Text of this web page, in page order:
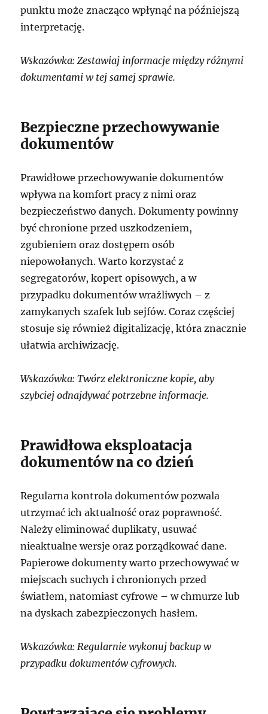
punktu może znacząco wpłynąć na późniejszą
interpretację.
Wskazówka: Zestawiaj informacje między różnymi
dokumentami w tej samej sprawie.
Bezpieczne przechowywanie
dokumentów
Prawidłowe przechowywanie dokumentów
wpływa na komfort pracy z nimi oraz
bezpieczeństwo danych. Dokumenty powinny
być chronione przed uszkodzeniem,
zgubieniem oraz dostępem osób
niepowołanych. Warto korzystać z
segregatorów, kopert opisowych, a w
przypadku dokumentów wrażliwych – z
zamykanych szafek lub sejfów. Coraz częściej
stosuje się również digitalizację, która znacznie
ułatwia archiwizację.
Wskazówka: Twórz elektroniczne kopie, aby
szybciej odnajdywać potrzebne informacje.
Prawidłowa eksploatacja
dokumentów na co dzień
Regularna kontrola dokumentów pozwala
utrzymać ich aktualność oraz poprawność.
Należy eliminować duplikaty, usuwać
nieaktualne wersje oraz porządkować dane.
Papierowe dokumenty warto przechowywać w
miejscach suchych i chronionych przed
światłem, natomiast cyfrowe – w chmurze lub
na dyskach zabezpieczonych hasłem.
Wskazówka: Regularnie wykonuj backup w
przypadku dokumentów cyfrowych.